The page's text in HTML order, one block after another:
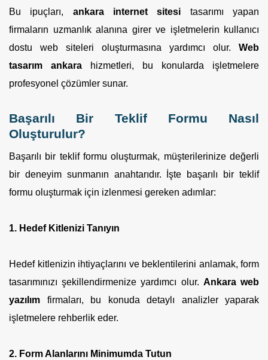
Bu ipuçları, ankara internet sitesi tasarımı yapan
firmaların uzmanlık alanına girer ve işletmelerin kullanıcı
dostu web siteleri oluşturmasına yardımcı olur. Web
tasarım ankara hizmetleri, bu konularda işletmelere
profesyonel çözümler sunar.
Başarılı Bir Teklif Formu Nasıl
Oluşturulur?
Başarılı bir teklif formu oluşturmak, müşterilerinize değerli
bir deneyim sunmanın anahtarıdır. İşte başarılı bir teklif
formu oluşturmak için izlenmesi gereken adımlar:
1. Hedef Kitlenizi Tanıyın
Hedef kitlenizin ihtiyaçlarını ve beklentilerini anlamak, form
tasarımınızı şekillendirmenize yardımcı olur. Ankara web
yazılım firmaları, bu konuda detaylı analizler yaparak
işletmelere rehberlik eder.
2. Form Alanlarını Minimumda Tutun